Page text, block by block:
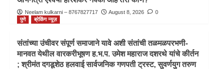
Neelam kulkarni – 8767827717 August 8, 2026
0
पुणे
ब्रेकिंग न्यूज़
संतांच्या उंचीवर संपूर्ण समाजाने यावे अशी संतांची तळमळपरभणी-
मानवत येथील वारकरीभूषण ह.भ.प. उमेश महाराज दशरथे यांचे कीर्तन
; श्रीमंत दगडूशेठ हलवाई सार्वजनिक गणपती ट्रस्ट, सुवर्णयुग तरुण